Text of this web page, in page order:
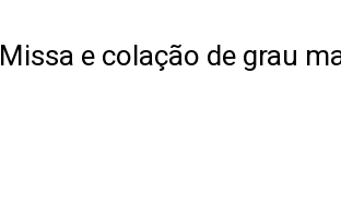
Missa e colação de grau